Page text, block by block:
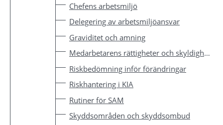
Chefens arbetsmiljö
Delegering av arbetsmiljöansvar
Graviditet och amning
Medarbetarens rättigheter och skyldigheter
Riskbedömning inför förändringar
Riskhantering i KIA
Rutiner för SAM
Skyddsområden och skyddsombud